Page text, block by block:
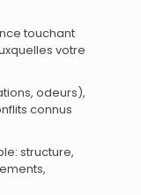
touchant
votre
odeurs),
connus
structure,